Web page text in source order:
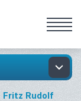
Fritz Rudolf